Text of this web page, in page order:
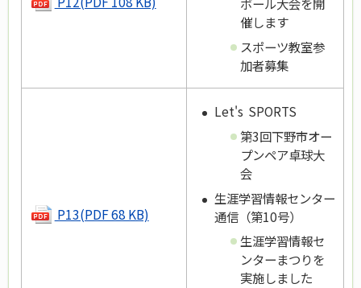
催します
スポーツ教室参
加者募集
P13(PDF 68 KB)
Let's SPORTS
第3回下野市オー
プンペア卓球大
会
生涯学習情報センター
通信（第10号）
生涯学習情報セ
ンターまつりを
実施しました